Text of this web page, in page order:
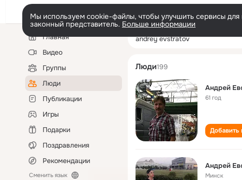
Мы используем cookie-файлы, чтобы улучшить сервисы
законный представитель. Больше информации
Левая
колонкаГлавная
Видео
Группы
Люди
Публикации
Игры
Подарки
Поздравления
Рекомендации
Сменить язык
andrey evstratov
Люди199
Андрей
61 год
Добавить
Андрей
Минск